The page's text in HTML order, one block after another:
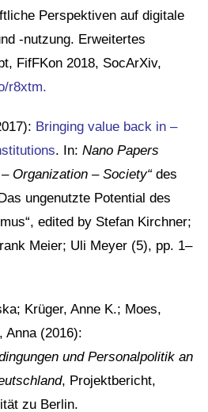
Perspektiven auf digitale
-nutzung. Erweitertes
FifFKon 2018, SocArXiv,
r8xtm.
Bringing value back in –
. In: Nano Papers
Organization – Society“des
ungenutzte Potential des
edited by Stefan Kirchner;
Meier; Uli Meyer (5), pp. 1–
Krüger, Anne K.; Moes,
Anna (2016):
und Personalpolitik an
, Projektbericht,
zu Berlin.